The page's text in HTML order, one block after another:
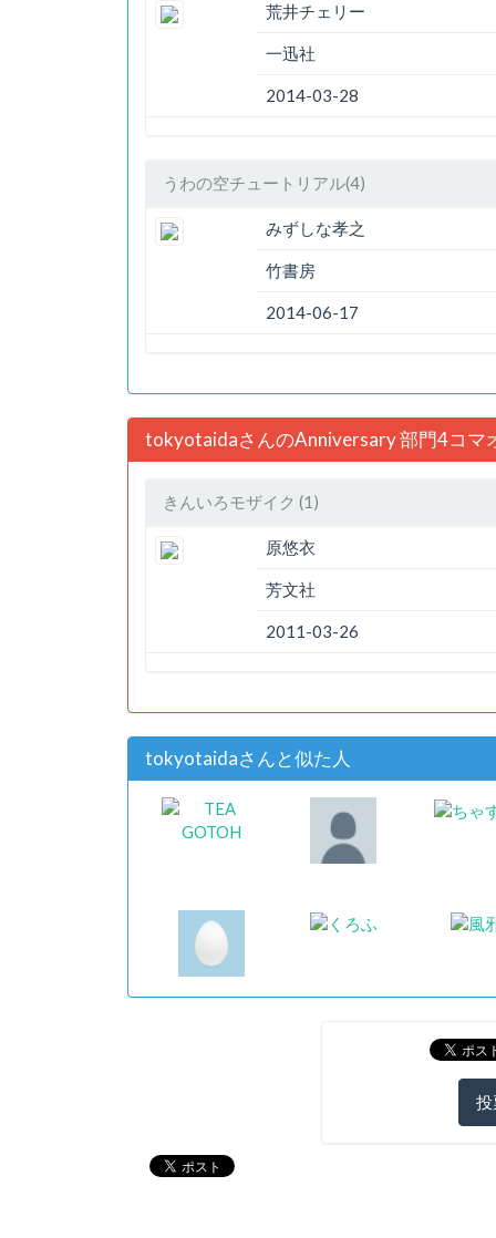
荒井チェリー
一迅社
2014-03-28
うわの空チュートリアル(4)
みずしな孝之
竹書房
2014-06-17
tokyotaidaさんのAnniversary 部門4コマ
きんいろモザイク (1)
原悠衣
芳文社
2011-03-26
tokyotaidaさんと似た人
投